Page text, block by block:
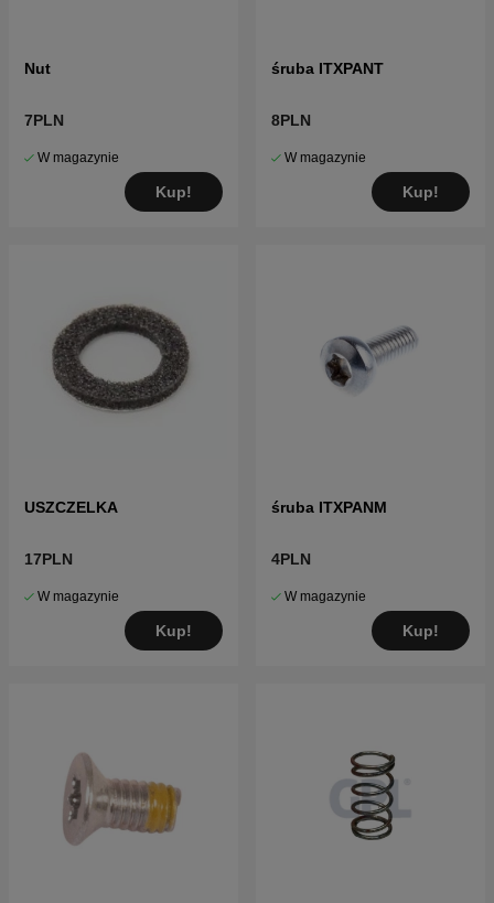
Nut
7PLN
W magazynie
Kup!
śruba ITXPANT
8PLN
W magazynie
Kup!
USZCZELKA
17PLN
W magazynie
Kup!
śruba ITXPANM
4PLN
W magazynie
Kup!